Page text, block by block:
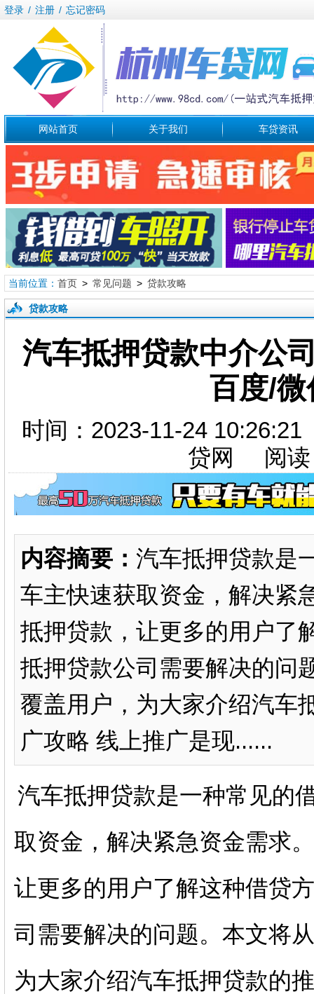
登录 / 注册 / 忘记密码
网站首页 关于我们 车贷资讯
当前位置： 首页> 常见问题 > 贷款攻略
贷款攻略
汽车抵押贷款中介公
百度/
时间：2023-11-24
贷网 阅读
内容摘要： 汽车抵押贷款是
车主快速获取资金，解决紧
抵押贷款，让更多的用户了
抵押贷款公司需要解决的问
覆盖用户，为大家介绍汽车
广攻略 线上推广是现......
汽车抵押贷款是一种常见的
取资金，解决紧急资金需求
让更多的用户了解这种借贷
司需要解决的问题。本文将
为大家介绍汽车抵押贷款的